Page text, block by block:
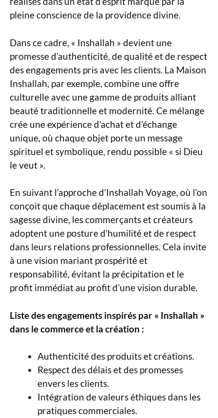
pleine conscience de la providence divine.
Dans ce cadre, « Inshallah » devient une
promesse d’authenticité, de qualité et de respect
des engagements pris avec les clients. La Maison
Inshallah, par exemple, combine une offre
culturelle avec une gamme de produits alliant
beauté traditionnelle et modernité. Ce mélange
crée une expérience d’achat et d’échange
unique, où chaque objet porte un message
spirituel et symbolique, rendu possible « si Dieu
le veut ».
En suivant l’approche d’Inshallah Voyage, où l’on
conçoit que chaque déplacement est soumis à la
sagesse divine, les commerçants et créateurs
adoptent une posture d’humilité et de respect
dans leurs relations professionnelles. Cela invite
à une vision mariant prospérité et
responsabilité, évitant la précipitation et le
profit immédiat au profit d’une vision durable.
Liste des engagements inspirés par « Inshallah »
dans le commerce et la création :
Authenticité des produits et créations.
Respect des délais et des promesses
envers les clients.
Intégration de valeurs éthiques dans les
pratiques commerciales.